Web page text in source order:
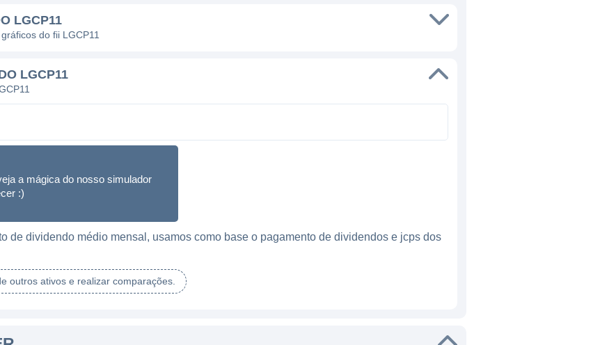
LGCP11
do fii LGCP11
LGCP11
a mágica do nosso simulador
:)
de dividendo médio mensal, usamos como base o pagamento de dividendos e jcps dos
outros ativos e realizar comparações.